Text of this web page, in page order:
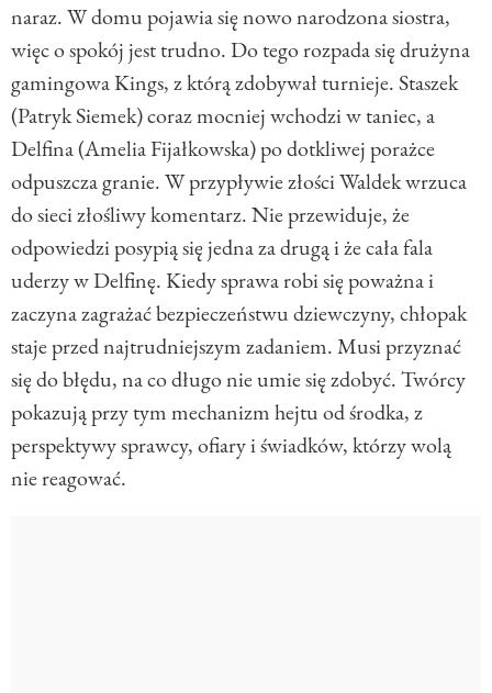
naraz. W domu pojawia się nowo narodzona siostra,
więc o spokój jest trudno. Do tego rozpada się drużyna
gamingowa Kings, z którą zdobywał turnieje. Staszek
(Patryk Siemek) coraz mocniej wchodzi w taniec, a
Delfina (Amelia Fijałkowska) po dotkliwej porażce
odpuszcza granie. W przypływie złości Waldek wrzuca
do sieci złośliwy komentarz. Nie przewiduje, że
odpowiedzi posypią się jedna za drugą i że cała fala
uderzy w Delfinę. Kiedy sprawa robi się poważna i
zaczyna zagrażać bezpieczeństwu dziewczyny, chłopak
staje przed najtrudniejszym zadaniem. Musi przyznać
się do błędu, na co długo nie umie się zdobyć. Twórcy
pokazują przy tym mechanizm hejtu od środka, z
perspektywy sprawcy, ofiary i świadków, którzy wolą
nie reagować.